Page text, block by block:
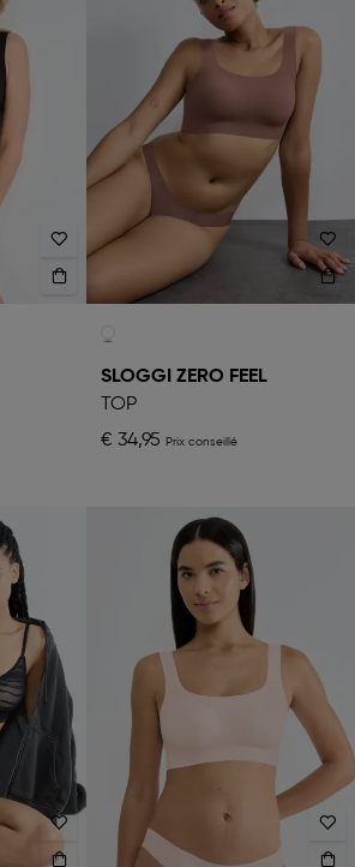
SLOGGI ZERO FEEL
TOP
€ 34,95